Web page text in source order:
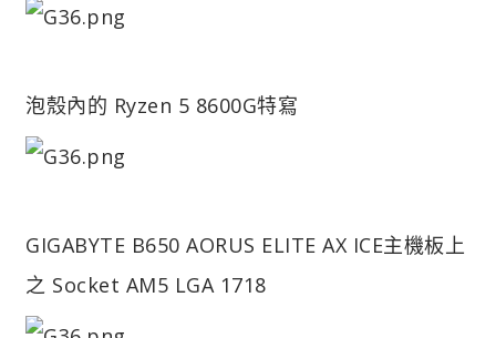
泡殼內的 Ryzen 5 8600G特寫
GIGABYTE B650 AORUS ELITE AX ICE主機板上
之 Socket AM5 LGA 1718